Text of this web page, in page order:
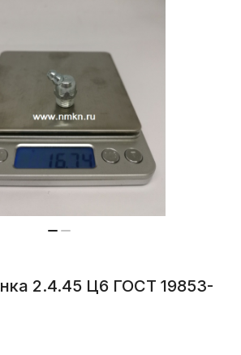
2.4.45 Ц6 ГОСТ 19853-